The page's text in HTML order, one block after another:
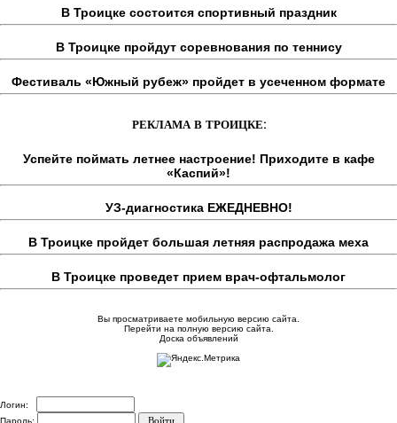
В Троицке состоится спортивный праздник
В Троицке пройдут соревнования по теннису
Фестиваль «Южный рубеж» пройдет в усеченном формате
РЕКЛАМА В ТРОИЦКЕ:
Успейте поймать летнее настроение! Приходите в кафе
«Каспий»!
УЗ-диагностика ЕЖЕДНЕВНО!
В Троицке пройдет большая летняя распродажа меха
В Троицке проведет прием врач-офтальмолог
Вы просматриваете мобильную версию сайта.
Перейти на полную версию сайта.
Доска объявлений
Логин:
Пароль: